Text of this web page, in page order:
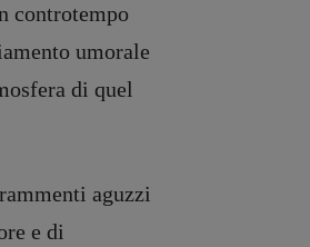
controtempo
umorale
di quel
aguzzi
e di